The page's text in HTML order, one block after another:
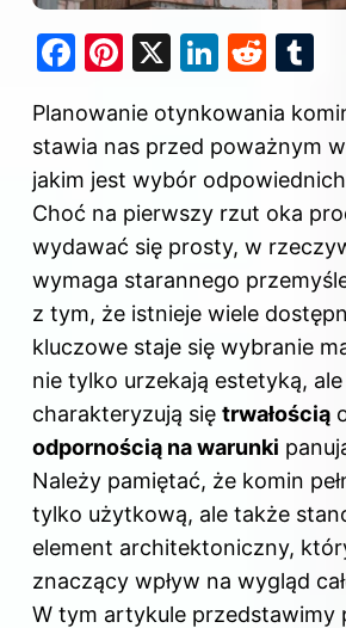
F
c
e
b
o
o
k
Pi
er
e
st
X
Li
k
e
dI
n
R
d
di
t
m
bl
r
Planowanie otynkowania
stawia nas przed poważnym
jakim jest wybór odpowiednich
Choć na pierwszy rzut oka
wydawać się prosty, w
wymaga starannego
z tym, że istnieje wiele
kluczowe staje się wybranie
nie tylko urzekają estetyką,
charakteryzują się trwałością
odpornością na warunki
Należy pamiętać, że komin
tylko użytkową, ale także
element architektoniczny,
znaczący wpływ na wygląd
W tym artykule przedstawimy